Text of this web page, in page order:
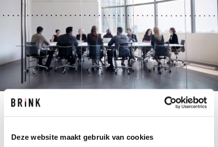
Deze website maakt gebruik van cookies
integraal afwegingskader implementeren? Met